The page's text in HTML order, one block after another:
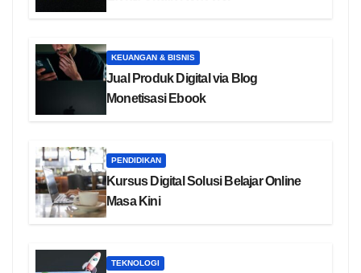
KEUANGAN & BISNIS
Jual Produk Digital via Blog
Monetisasi Ebook
PENDIDIKAN
Kursus Digital Solusi Belajar Online
Masa Kini
TEKNOLOGI